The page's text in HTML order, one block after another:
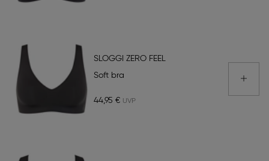
SLOGGI ZERO FEEL
Soft bra
44,95 €